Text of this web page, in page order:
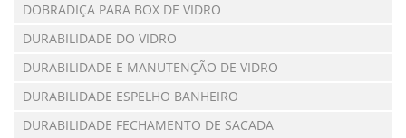
DOBRADIÇA PARA BOX DE VIDRO
DURABILIDADE DO VIDRO
DURABILIDADE E MANUTENÇÃO DE VIDRO
DURABILIDADE ESPELHO BANHEIRO
DURABILIDADE FECHAMENTO DE SACADA